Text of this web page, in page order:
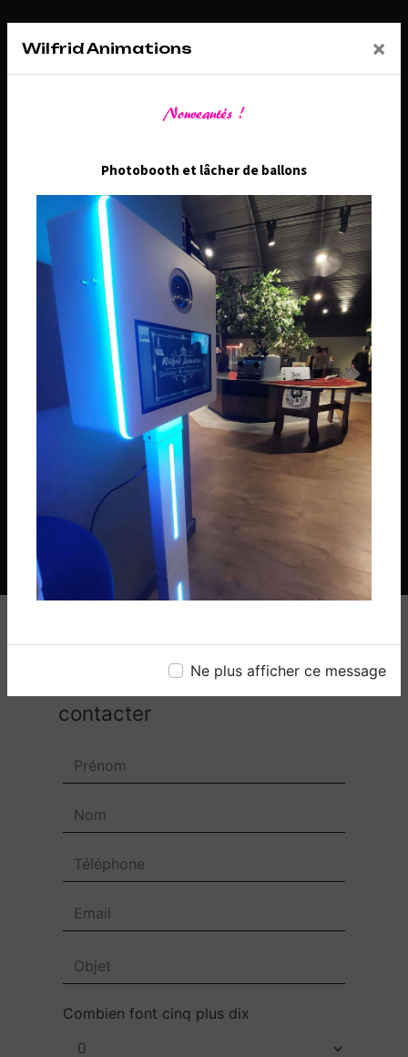
Wilfrid Animations ×
Nouveautés !
Photobooth et lâcher de ballons
Ne plus afficher ce message
Adresse
Téléphone
06 74 14 59 01
Email
wilfridanimation@orange.fr
N'hésitez pas à nous
contacter
Combien font cinq plus dix